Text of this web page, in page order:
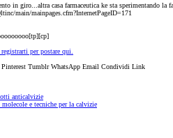
in giro...altra casa farmaceutica ke sta sperimentando
main/mainpages.cfm?InternetPageID=171
per postare qui.
Pinterest Tumblr WhatsApp Email Condividi Link
anticalvizie
e tecniche per la calvizie